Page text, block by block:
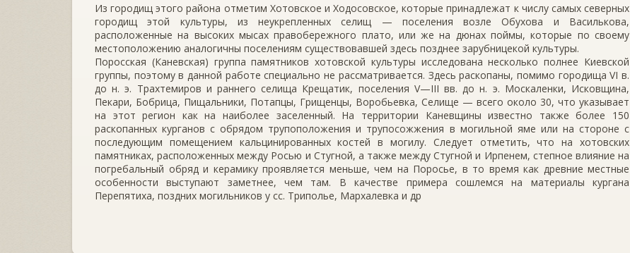
Из городищ этого района отметим Хотовское и Ходосовское, которые принадлежат к числу самых северных
городищ этой культуры, из неукрепленных селищ — поселения возле Обухова и Василькова,
расположенные на высоких мысах правобережного плато, или же на дюнах поймы, которые по своему
местоположению аналогичны поселениям существовавшей здесь позднее зарубницекой культуры.
Поросская (Каневская) группа памятников хотовской культуры исследована несколько полнее Киевской
группы, поэтому в данной работе специально не рассматривается. Здесь раскопаны, помимо городища VI в.
до н. э. Трахтемиров и раннего селища Крещатик, поселения V—III вв. до н. э. Москаленки, Исковщина,
Пекари, Бобрица, Пищальники, Потапцы, Грищенцы, Воробьевка, Селище — всего около 30, что указывает
на этот регион как на наиболее заселенный. На территории Каневщины известно также более 150
раскопанных курганов с обрядом трупоположения и трупосожжения в могильной яме или на стороне с
последующим помещением кальцинированных костей в могилу. Следует отметить, что на хотовских
памятниках, расположенных между Росью и Стугной, а также между Стугной и Ирпенем, степное влияние на
погребальный обряд и керамику проявляется меньше, чем на Поросье, в то время как древние местные
особенности выступают заметнее, чем там. В качестве примера сошлемся на материалы кургана
Перепятиха, поздних могильников у сс. Триполье, Мархалевка и др